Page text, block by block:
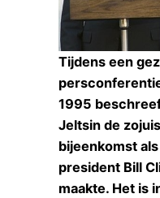
Tijdens een
1995
Jeltsin de
bijeenkomst als
president Bill
maakte. Het is